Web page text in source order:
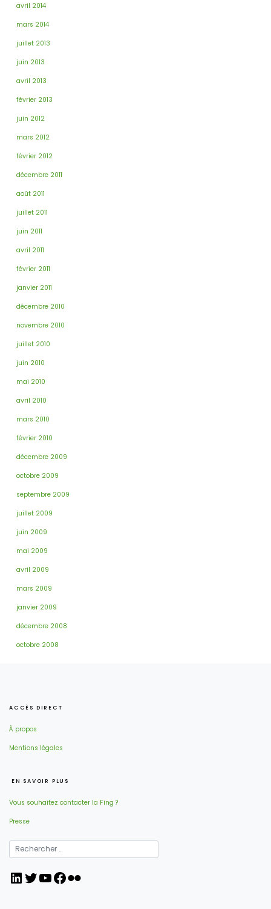
avril 2014
mars 2014
juillet 2013
juin 2013
avril 2013
février 2013
juin 2012
mars 2012
février 2012
décembre 2011
août 2011
juillet 2011
juin 2011
avril 2011
février 2011
janvier 2011
décembre 2010
novembre 2010
juillet 2010
juin 2010
mai 2010
avril 2010
mars 2010
février 2010
décembre 2009
octobre 2009
septembre 2009
juillet 2009
juin 2009
mai 2009
avril 2009
mars 2009
janvier 2009
décembre 2008
octobre 2008
ACCÈS DIRECT
À propos
Mentions légales
EN SAVOIR PLUS
Vous souhaitez contacter la Fing ?
Presse
LinkedIn
Twitter
YouTube
Facebook
Flickr